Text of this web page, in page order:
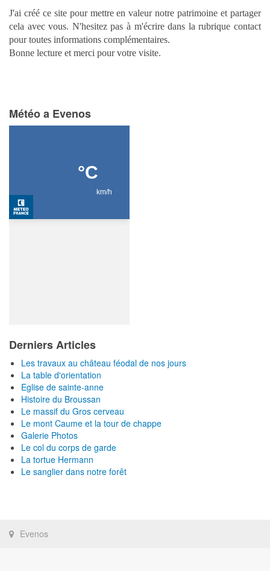
J'ai créé ce site pour mettre en valeur notre patrimoine et partager
cela avec vous. N'hesitez pas à m'écrire dans la rubrique contact
pour toutes informations complémentaires.
Bonne lecture et merci pour votre visite.
Météo a Evenos
Derniers Articles
Les travaux au château féodal de nos jours
La table d'orientation
Eglise de sainte-anne
Histoire du Broussan
Le massif du Gros cerveau
Le mont Caume et la tour de chappe
Galerie Photos
Le col du corps de garde
La tortue Hermann
Le sanglier dans notre forêt
Evenos